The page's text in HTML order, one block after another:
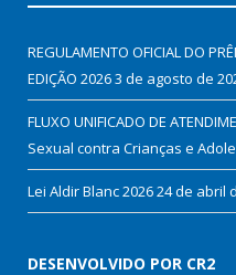
REGULAMENTO OFICIAL DO
EDIÇÃO 20263 de agosto de
FLUXO UNIFICADO DE
Sexual contra Crianças e
Lei Aldir Blanc 202624 de abril
DESENVOLVIDO POR CR2